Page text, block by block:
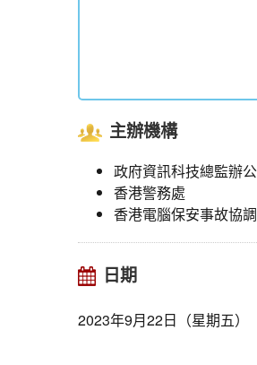
主辦機構
政府資訊科技總監辦
香港警務處
香港電腦保安事故協
日期
2023年9月22日（星期五）